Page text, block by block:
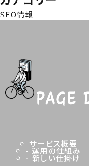
SEO情報
サービス概要
- 運用の仕組み
- 新しい仕掛け